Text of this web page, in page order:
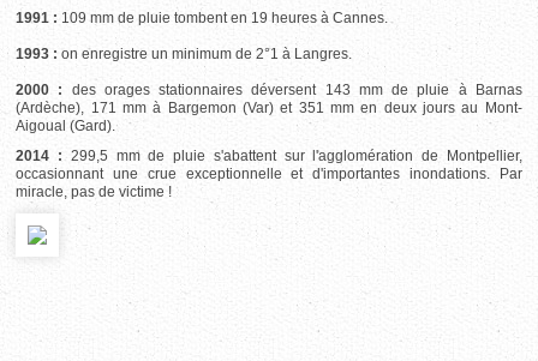
1991 : 109 mm de pluie tombent en 19 heures à Cannes.
1993 : on enregistre un minimum de 2°1 à Langres.
2000 :
des orages stationnaires déversent 143 mm de pluie à Barnas
(Ardèche), 171 mm à Bargemon (Var) et 351 mm en deux jours au Mont-
Aigoual (Gard).
2014 : 299,5 mm de pluie s'abattent sur l'agglomération de Montpellier,
occasionnant une crue exceptionnelle et d'importantes inondations. Par
miracle, pas de victime !